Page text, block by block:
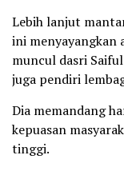
Lebih lanjut
ini menyayangkan
muncul dasri
juga pendiri
Dia memandang
kepuasan
tinggi.